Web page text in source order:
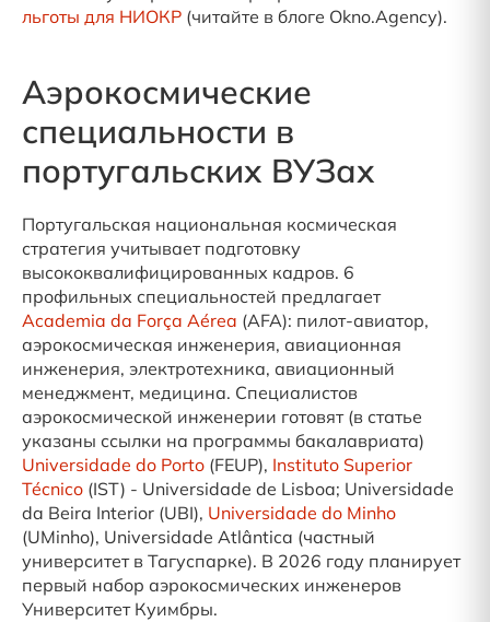
льготы для НИОКР (читайте в блоге Okno.Agency).
Аэрокосмические
специальности в
португальских ВУЗах
Португальская национальная космическая
стратегия учитывает подготовку
высококвалифицированных кадров. 6
профильных специальностей предлагает
Academia da Força Aérea (AFA): пилот-авиатор,
аэрокосмическая инженерия, авиационная
инженерия, электротехника, авиационный
менеджмент, медицина. Специалистов
аэрокосмической инженерии готовят (в статье
указаны ссылки на программы бакалавриата)
Universidade do Porto (FEUP), Instituto Superior
Técnico (IST) - Universidade de Lisboa; Universidade
da Beira Interior (UBI), Universidade do Minho
(UMinho), Universidade Atlântica (частный
университет в Тагуспарке). В 2026 году планирует
первый набор аэрокосмических инженеров
Университет Куимбры.